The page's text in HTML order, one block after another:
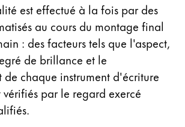
& Caraïbes
les pays et les langues
Nord
est effectué à la fois par des
au cours du montage final
: des facteurs tels que l'aspect,
de brillance et le
chaque instrument d'écriture
par le regard exercé